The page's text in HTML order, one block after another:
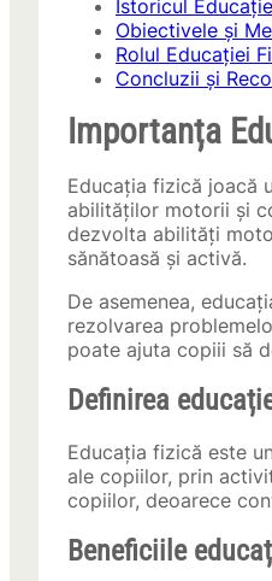
Istoricul
Obiectivele și
Rolul Educației
Concluzii și
Importanța
Educația fizică joacă
abilităților motorii și
dezvolta abilități
sănătoasă și activă.
De asemenea,
rezolvarea
poate ajuta copiii să
Definirea
Educația fizică este
ale copiilor, prin
copiilor, deoarece
Beneficiile